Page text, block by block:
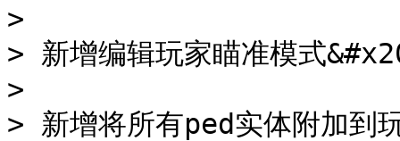
>
> 新增编辑玩家瞄准模式
>
> 新增将所有ped实体附加到